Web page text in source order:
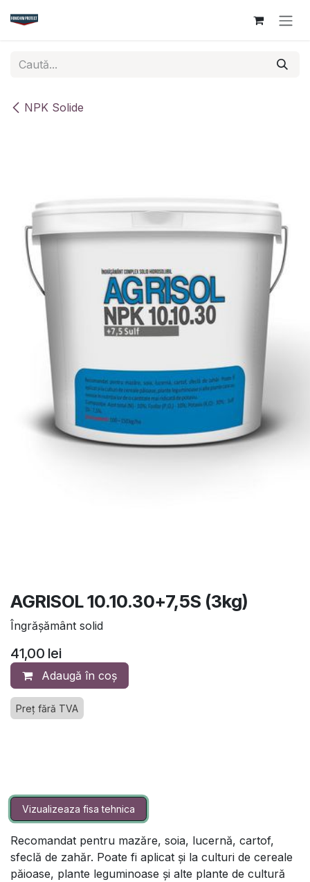
NPK Solide
AGRISOL 10.10.30+7,5S (3kg)
Îngrășământ solid
41,00 lei
Adaugă în coș
Preț fără TVA
Vizualizeaza fisa tehnica
Recomandat pentru mazăre, soia, lucernă, cartof,
sfeclă de zahăr. Poate fi aplicat și la culturi de cereale
păioase, plante leguminoase și alte plante de cultură